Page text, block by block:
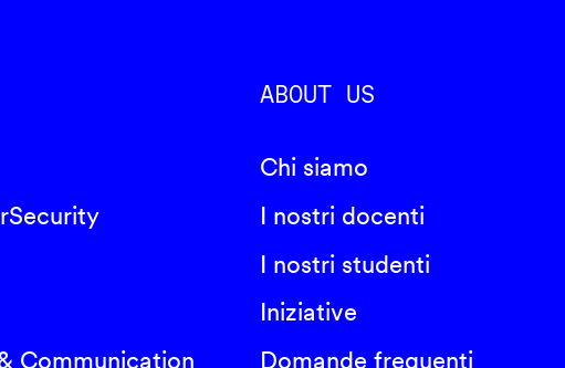
Communication
ABOUT US
Chi siamo
I nostri docenti
I nostri studenti
Iniziative
Domande frequenti